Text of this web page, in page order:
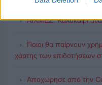
ΑΙΧΜΕΣ: Καλοκαίρι
Ποιοι θα παίρνουν
χάρτης των
Αποχώρησε από την